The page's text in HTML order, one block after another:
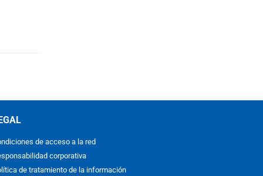
de acceso a la red
corporativa
de tratamiento de la información